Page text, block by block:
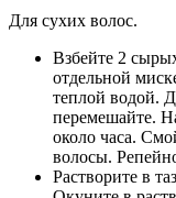
Для сухих волос.
Взбейте 2
отдельной
теплой водой.
перемешайте.
около часа.
волосы.
Растворите в